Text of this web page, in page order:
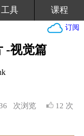
工具 课程
订阅
-视觉篇
次浏览 12 次